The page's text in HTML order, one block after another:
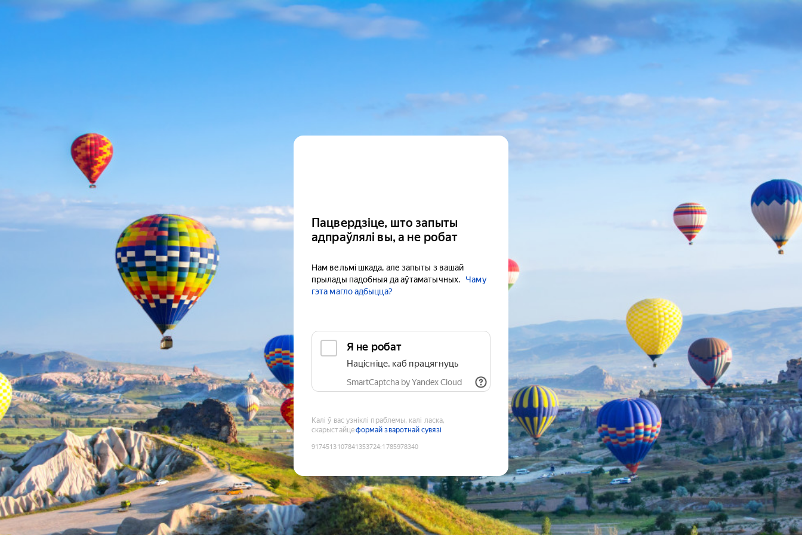
Пацвердзіце, што запыты
адпраўлялі вы, а не робат
Нам вельмі шкада, але запыты з вашай
прылады падобныя да аўтаматычных.
Чаму
гэта магло адбыцца?
Я не робат
Націсніце, каб працягнуць
SmartCaptcha by Yandex Cloud
Калі ў вас узніклі праблемы, калі ласка,
скарыстайцеформай зваротнай сувязі
9174513107841353724:1785978340